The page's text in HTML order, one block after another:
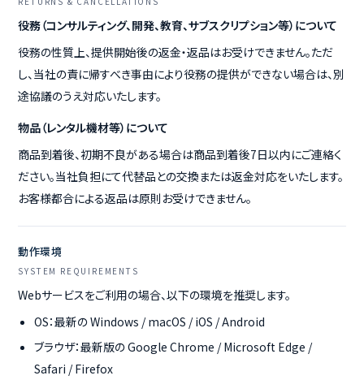
役務（コンサルティング、開発、教育、サブスクリプション等）について
役務の性質上、提供開始後の返金・返品はお受けできません。ただ
し、当社の責に帰すべき事由により役務の提供ができない場合は、別
途協議のうえ対応いたします。
物品（レンタル機材等）について
商品到着後、初期不良がある場合は商品到着後7日以内にご連絡く
ださい。当社負担にて代替品との交換または返金対応をいたします。
お客様都合による返品は原則お受けできません。
動作環境
SYSTEM REQUIREMENTS
Webサービスをご利用の場合、以下の環境を推奨します。
OS：最新の Windows / macOS / iOS / Android
ブラウザ：最新版の Google Chrome / Microsoft Edge /
Safari / Firefox